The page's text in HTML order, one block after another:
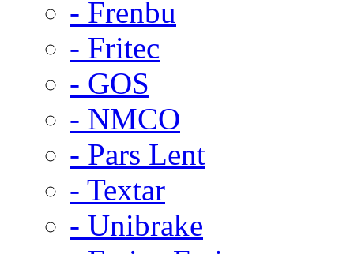
- Frenbu
- Fritec
- GOS
- NMCO
- Pars Lent
- Textar
- Unibrake